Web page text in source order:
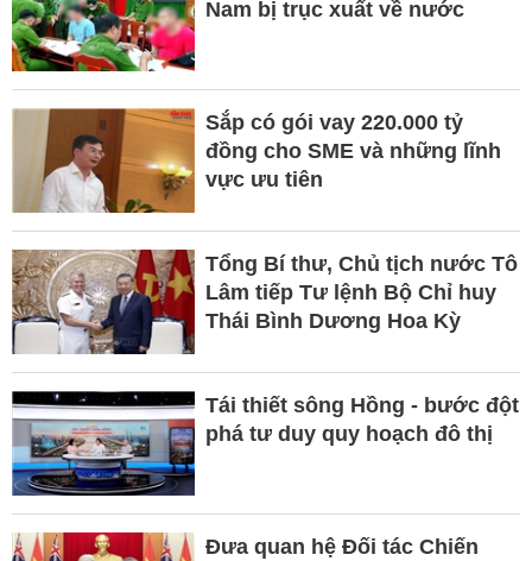
Nam bị trục xuất về nước
Sắp có gói vay 220.000 tỷ
đồng cho SME và những lĩnh
vực ưu tiên
Tổng Bí thư, Chủ tịch nước Tô
Lâm tiếp Tư lệnh Bộ Chỉ huy
Thái Bình Dương Hoa Kỳ
Tái thiết sông Hồng - bước đột
phá tư duy quy hoạch đô thị
Đưa quan hệ Đối tác Chiến